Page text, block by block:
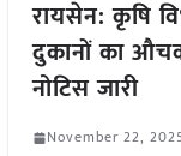
रायसेन: कृषि
दुकानों का औचक
नोटिस जारी
November 22,